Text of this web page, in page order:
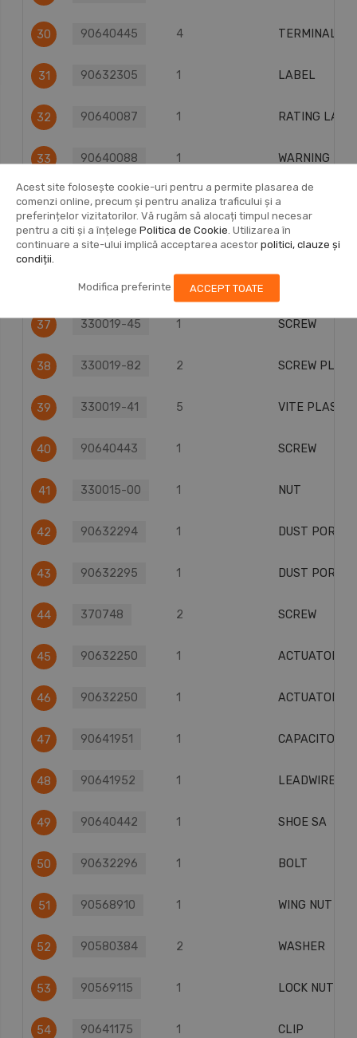
Acest site folosește cookie-uri pentru a permite plasarea de
comenzi online, precum și pentru analiza traficului și a
preferințelor vizitatorilor. Vă rugăm să alocați timpul necesar
pentru a citi și a înțelege Politica de Cookie . Utilizarea în
continuare a site-ului implică acceptarea acestor politici, clauze și
condiții.
Modifica preferinte ACCEPT TOATE
30 90640445 4 TERMINAL
31 90632305 1 LABEL
32 90640087 1 RATING
33 90640088 1 WARNING
34 90640089 1 WARNING
35 330019-13 5
330019-16
37 330019-45 1 SCREW
38 330019-82 2 SCREW
39 330019-41 5 VITE PLASTIC
40 90640443 1 SCREW
41 330015-00 1 NUT
42 90632294 1 DUST PORT
43 90632295 1 DUST PORT
44 370748 2 SCREW
45 90632250 1 ACTUATOR
46 90632250 1 ACTUATOR
47 90641951 1 CAPACITOR
48 90641952 1 LEADWIRE
49 90640442 1 SHOE SA
50 90632296 1 BOLT
51 90568910 1 WING NUT
52 90580384 2 WASHER
53 90569115 1 LOCK NUT
54 90641175 1 CLIP